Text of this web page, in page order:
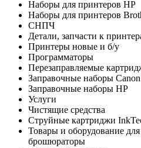
Наборы для принтеров HP
Наборы для принтеров
СНПЧ
Детали, запчасти к
Принтеры новые и б/у
Программаторы
Перезаправляемые
Заправочные наборы Canon
Заправочные наборы HP
Услуги
Чистящие средства
Струйные картриджи
Товары и оборудование
брошюраторы